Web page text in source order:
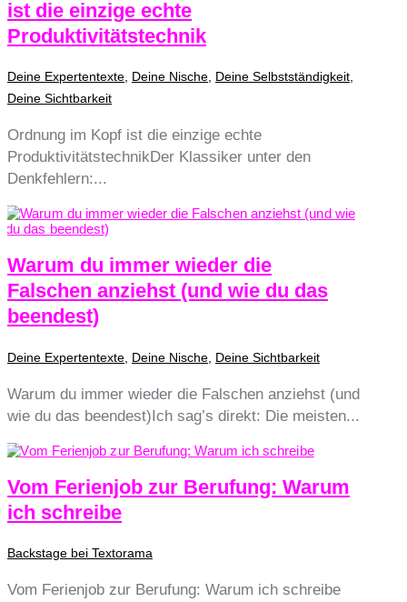
ist die einzige echte
Produktivitätstechnik
Deine Expertentexte Deine Nische Deine Selbstständigkeit
Deine Sichtbarkeit
Ordnung im Kopf ist die einzige echte
ProduktivitätstechnikDer Klassiker unter den
Denkfehlern:...
Warum du immer wieder die
Falschen anziehst (und wie du das
beendest)
Deine Expertentexte Deine Nische Deine Sichtbarkeit
Warum du immer wieder die Falschen anziehst (und
wie du das beendest)Ich sag’s direkt: Die meisten...
Vom Ferienjob zur Berufung: Warum
ich schreibe
Backstage bei Textorama
Vom Ferienjob zur Berufung: Warum ich schreibe